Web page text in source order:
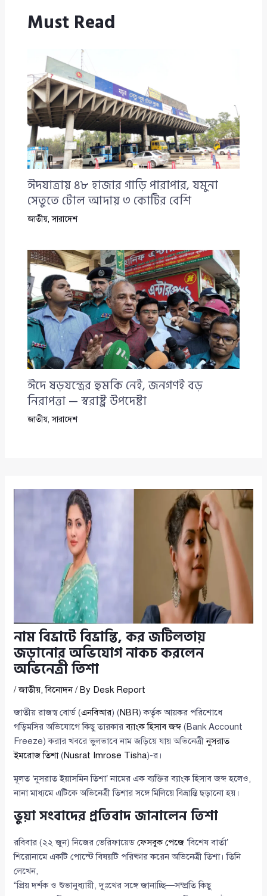
Must Read
ঈদযাত্রায় ৪৮ হাজার গাড়ি পারাপার, যমুনা
সেতুতে টোল আদায় ৩ কোটির বেশি
জাতীয়,সারাদেশ
ঈদে ষড়যন্ত্রের হুমকি নেই, জনগণই বড়
নিরাপত্তা — স্বরাষ্ট্র উপদেষ্টা
জাতীয়,সারাদেশ
নাম বিভ্রাটে বিভ্রান্তি, কর জটিলতায়
জড়ানোর অভিযোগ নাকচ করলেন
অভিনেত্রী তিশা
/জাতীয়,বিনোদন/ By Desk Report
জাতীয় রাজস্ব বোর্ড (এনবিআর) (NBR) কর্তৃক আয়কর পরিশোধে
গড়িমসির অভিযোগে কিছু তারকারব্যাংক হিসাব জব্দ (Bank Account
Freeze) করার খবরে ভুলভাবে নাম জড়িয়ে যায় অভিনেত্রীনুসরাত
ইমরোজ তিশা(Nusrat Imrose Tisha)-র।
মূলত ‘নুসরাত ইয়াসমিন তিশা’ নামের এক ব্যক্তির ব্যাংক হিসাব জব্দ হলেও,
নানা মাধ্যমে এটিকে অভিনেত্রী তিশার সঙ্গে মিলিয়ে বিভ্রান্তি ছড়ানো হয়।
ভুয়া সংবাদের প্রতিবাদ জানালেন তিশা
রবিবার (২২ জুন) নিজের ভেরিফায়েডফেসবুক পেজে ‘বিশেষ বার্তা’
শিরোনামে একটি পোস্টে বিষয়টি পরিষ্কার করেন অভিনেত্রী তিশা। তিনি
লেখেন,
“প্রিয় দর্শক ও শুভানুধ্যায়ী, দুঃখের সঙ্গে জানাচ্ছি―সম্প্রতি কিছু